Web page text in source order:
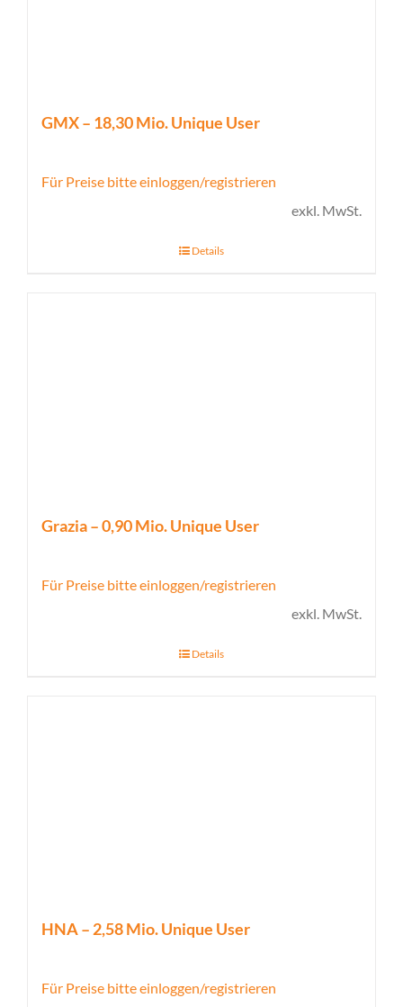
GMX – 18,30 Mio. Unique User
Für Preise bitte einloggen/registrieren
exkl. MwSt.
Details
Grazia – 0,90 Mio. Unique User
Für Preise bitte einloggen/registrieren
exkl. MwSt.
Details
HNA – 2,58 Mio. Unique User
Für Preise bitte einloggen/registrieren